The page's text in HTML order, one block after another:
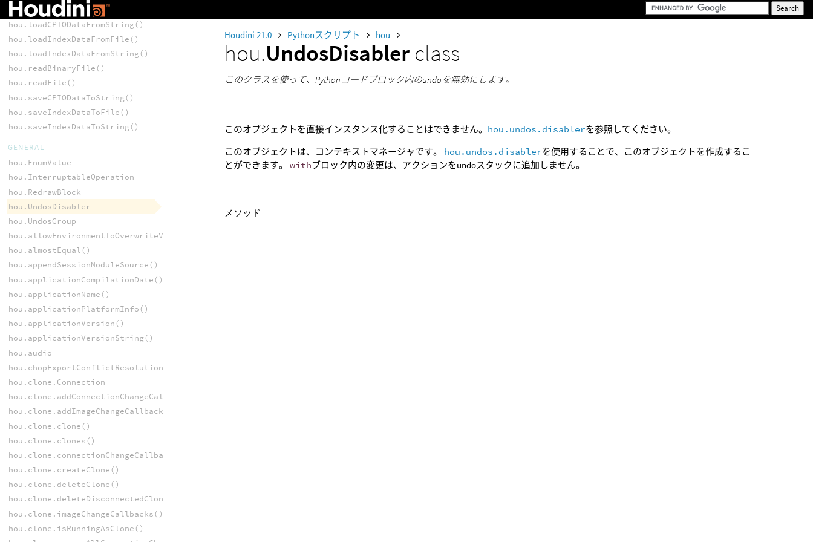
Houdini 21.0 Pythonスクリプト hou
hou.UndosDisablerclass
このクラスを使って、Pythonコードブロック内のundoを無効にします。
このオブジェクトを直接インスタンス化することはできません。 hou.undos.disablerを参照してください。
このオブジェクトは、コンテキストマネージャです。 hou.undos.disablerを使用することで、このオブジェクトを作成するこ
とができます。withブロック内の変更は、アクションをundoスタックに追加しません。
メソッド
hou.houdiniPath()
hou.loadCPIODataFromString()
hou.loadIndexDataFromFile()
hou.loadIndexDataFromString()
hou.readBinaryFile()
hou.readFile()
hou.saveCPIODataToString()
hou.saveIndexDataToFile()
hou.saveIndexDataToString()
GENERAL
hou.EnumValue
hou.InterruptableOperation
hou.RedrawBlock
hou.UndosDisabler
hou.UndosGroup
hou.allowEnvironmentToOverwriteVariable()
hou.almostEqual()
hou.appendSessionModuleSource()
hou.applicationCompilationDate()
hou.applicationName()
hou.applicationPlatformInfo()
hou.applicationVersion()
hou.applicationVersionString()
hou.audio
hou.chopExportConflictResolutionPattern()
hou.clone.Connection
hou.clone.addConnectionChangeCallback()
hou.clone.addImageChangeCallback()
hou.clone.clone()
hou.clone.clones()
hou.clone.connectionChangeCallbacks()
hou.clone.createClone()
hou.clone.deleteClone()
hou.clone.deleteDisconnectedClones()
hou.clone.imageChangeCallbacks()
hou.clone.isRunningAsClone()